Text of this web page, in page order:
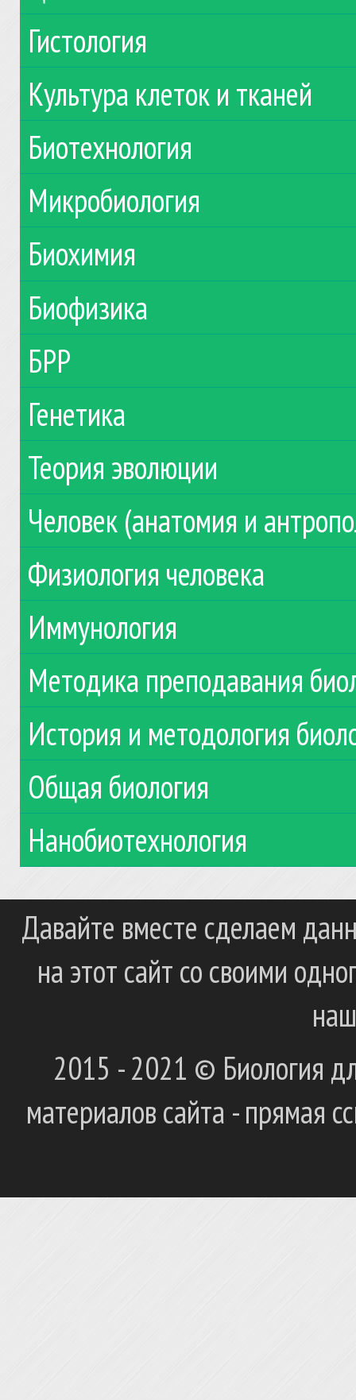
Гистология
Культура клеток и тканей
Биотехнология
Микробиология
Биохимия
Биофизика
БРР
Генетика
Теория эволюции
Человек (анатомия и
Физиология человека
Иммунология
Методика преподавания
История и методология
Общая биология
Нанобиотехнология
Давайте вместе сделаем
на этот сайт со своими
2015 - 2021 © Биология
материалов сайта - прямая